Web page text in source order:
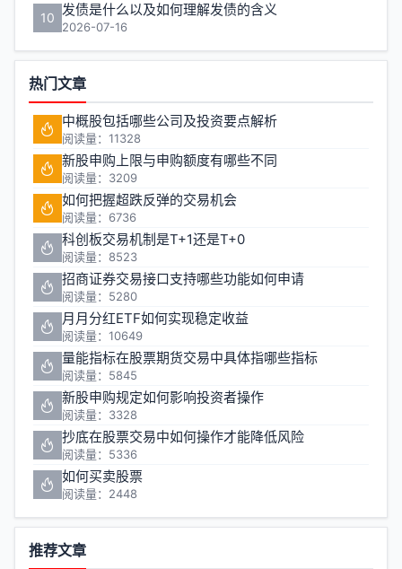
10 发债是什么以及如何理解发债的含义
2026-07-16
热门文章
中概股包括哪些公司及投资要点解析
阅读量：11328
新股申购上限与申购额度有哪些不同
阅读量：3209
如何把握超跌反弹的交易机会
阅读量：6736
科创板交易机制是T+1还是T+0
阅读量：8523
招商证券交易接口支持哪些功能如何申请
阅读量：5280
月月分红ETF如何实现稳定收益
阅读量：10649
量能指标在股票期货交易中具体指哪些指标
阅读量：5845
新股申购规定如何影响投资者操作
阅读量：3328
抄底在股票交易中如何操作才能降低风险
阅读量：5336
如何买卖股票
阅读量：2448
推荐文章